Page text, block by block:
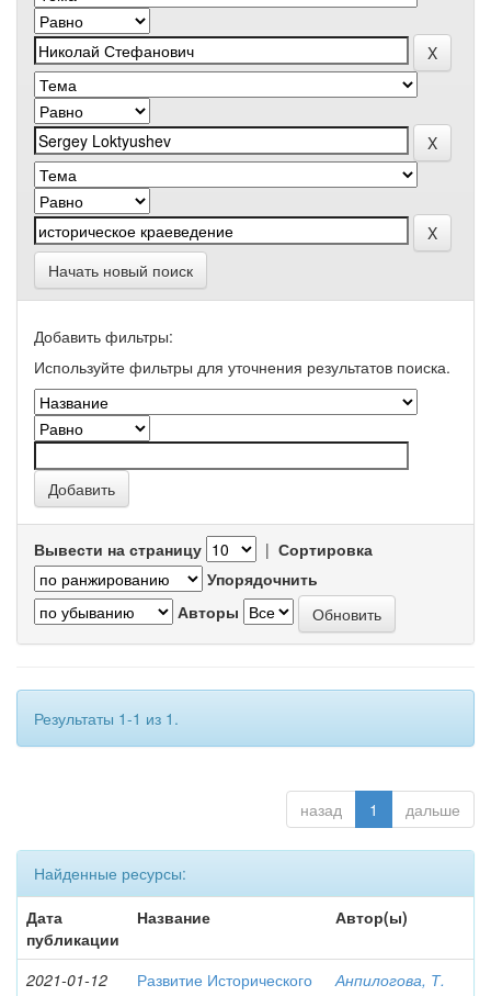
Начать новый поиск
Добавить фильтры:
Используйте фильтры для уточнения результатов поиска.
Вывести на страницу | Сортировка
Упорядочнить
Авторы
Результаты 1-1 из 1.
назад 1 дальше
Найденные ресурсы:
Дата
публикации
Название Автор(ы)
2021-01-12
Развитие Исторического
Анпилогова, Т.